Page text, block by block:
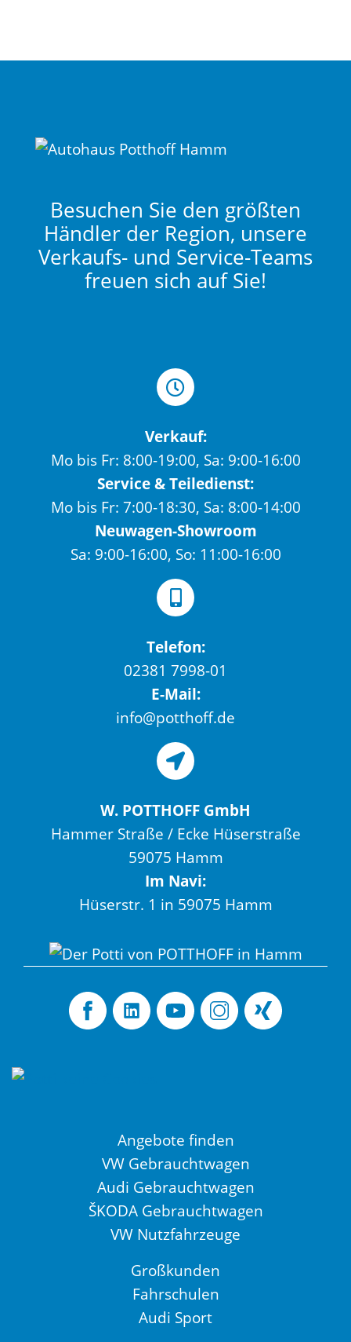
Besuchen Sie den größten
Händler der Region, unsere
Verkaufs- und Service-Teams
freuen sich auf Sie!
Verkauf:
Mo bis Fr: 8:00-19:00, Sa: 9:00-16:00
Service & Teiledienst:
Mo bis Fr: 7:00-18:30, Sa: 8:00-14:00
Neuwagen-Showroom
Sa: 9:00-16:00, So: 11:00-16:00
Telefon:
02381 7998-01
E-Mail:
info@potthoff.de
W. POTTHOFF GmbH
Hammer Straße / Ecke Hüserstraße
59075 Hamm
Im Navi:
Hüserstr. 1 in 59075 Hamm
Angebote finden
VW Gebrauchtwagen
Audi Gebrauchtwagen
ŠKODA Gebrauchtwagen
VW Nutzfahrzeuge
Großkunden
Fahrschulen
Audi Sport